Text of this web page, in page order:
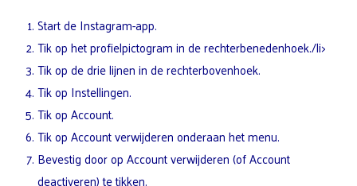
Start de Instagram-app.
Tik op het profielpictogram in de rechterbenedenhoek./li>
Tik op de drie lijnen in de rechterbovenhoek.
Tik op Instellingen.
Tik op Account.
Tik op Account verwijderen onderaan het menu.
Bevestig door op Account verwijderen (of Account
deactiveren) te tikken.